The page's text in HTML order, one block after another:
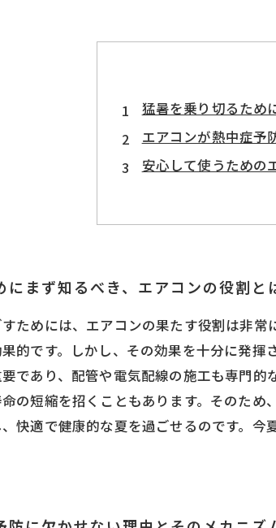
猛暑を乗り切るため
エアコンが熱中症予
安心して使うための
専門家が教える！
適切な工事がもたら
エアコン工事が夏の
にまず知るべき、エアコンの役割と
ためには、エアコンの果たす役割は非
的です。しかし、その効果を十分に発
であり、配管や電気配線の施工も専門
の短縮を招くこともあります。そのた
快適で健康的な夏を過ごせるのです。